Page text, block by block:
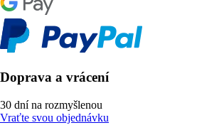
Doprava a vrácení
30 dní na rozmyšlenou
Vraťte svou objednávku